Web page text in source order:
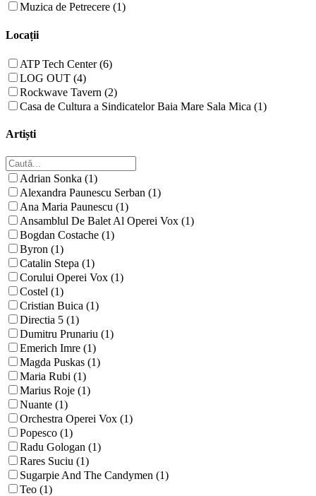
Muzica de Petrecere (1)
Locații
ATP Tech Center (6)
LOG OUT (4)
Rockwave Tavern (2)
Casa de Cultura a Sindicatelor Baia Mare Sala Mica (1)
Artiști
Adrian Sonka (1)
Alexandra Paunescu Serban (1)
Ana Maria Paunescu (1)
Ansamblul De Balet Al Operei Vox (1)
Bogdan Costache (1)
Byron (1)
Catalin Stepa (1)
Corului Operei Vox (1)
Costel (1)
Cristian Buica (1)
Directia 5 (1)
Dumitru Prunariu (1)
Emerich Imre (1)
Magda Puskas (1)
Maria Rubi (1)
Marius Roje (1)
Nuante (1)
Orchestra Operei Vox (1)
Popesco (1)
Radu Gologan (1)
Rares Suciu (1)
Sugarpie And The Candymen (1)
Teo (1)